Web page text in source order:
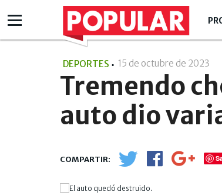
DEPORTES 15 de octubre de 2023
Tremendo
auto dio